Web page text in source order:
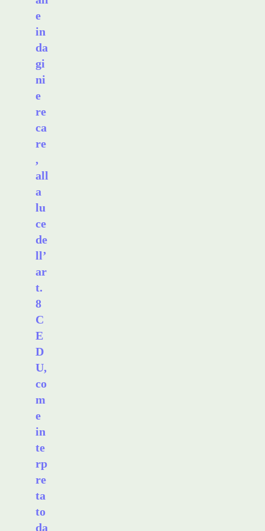
e
in
da
gi
ni
e
re
ca
re
,
all
a
lu
ce
de
ll’
ar
t.
8
C
E
D
U,
co
m
e
in
te
rp
re
ta
to
da